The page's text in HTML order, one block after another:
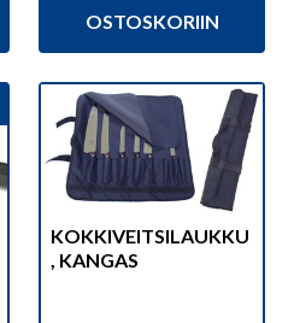
650,00 €.
585,00 €.
OSTOSKORIIN
KOKKIVEITSILAUKKU
, KANGAS